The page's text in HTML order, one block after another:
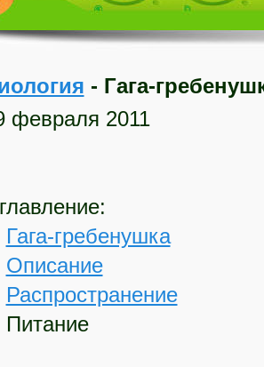
- Гага-
февраля 2011
Гага-гребенушка
Описание
Распространение
Питание